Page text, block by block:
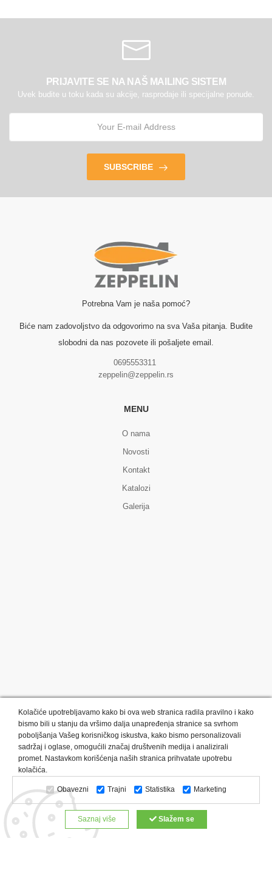
PRIJAVITE SE NA NAŠ MAILING SISTEM
Uvek budite u toku kada su akcije, rasprodaje ili specijalne ponude.
SUBSCRIBE
Potrebna Vam je naša pomoć?
Biće nam zadovoljstvo da odgovorimo na sva Vaša pitanja. Budite
slobodni da nas pozovete ili pošaljete email.
0695553311
zeppelin@zeppelin.rs
MENU
O nama
Novosti
Kontakt
Katalozi
Galerija
Kategorije proizvoda: Olovke i markeri
Privesci i trakice
Upaljači
USB Tehnologija Tekstil
Kačketi i kape
Notesi i rokovnici
Kancelarija Satovi
Kišobrani
Torbe i putovanja
Kuhinjski setovi
Alati i oprema
Relaksacija, lepota i zdravlje
Kalendari
Custom proizvodi
Digitalna štampa
Kolačiće upotrebljavamo kako bi ova web stranica radila pravilno i kako
bismo bili u stanju da vršimo dalja unapređenja stranice sa svrhom
poboljšanja Vašeg korisničkog iskustva, kako bismo personalizovali
sadržaj i oglase, omogućili značaj društvenih medija i analizirali
promet. Nastavkom korišćenja naših stranica prihvatate upotrebu
kolačića.
Obavezni Trajni Statistika Marketing
Saznaj više Slažem se